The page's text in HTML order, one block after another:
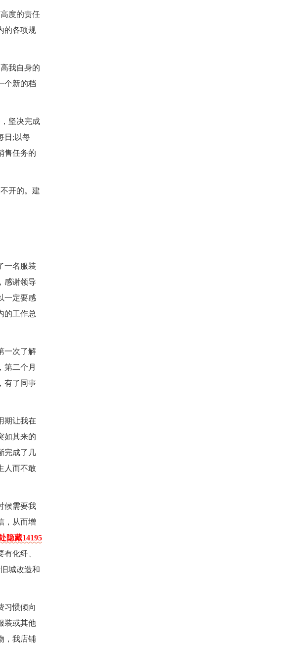
度的责任
的各项规
我自身的
个新的档
坚决完成
日;以每
售任务的
开的。建
一名服装
感谢领导
一定要感
的工作总
一次了解
第二个月
有了同事
期让我在
如其来的
完成了几
人而不敢
候需要我
，从而增
藏14195
化纤、
城改造和
习惯倾向
装或其他
，我店铺